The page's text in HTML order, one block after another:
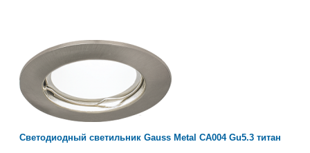
Светодиодный светильник Gauss Metal CA004 Gu5.3 титан